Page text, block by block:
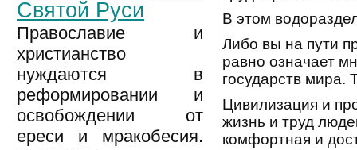
Святой Руси
Православие и
христианство
нуждаются в
реформировании и
освобождении от
ереси и мракобесия.
В этом
Либо вы на пути
равно означает
государств мира.
Цивилизация и
жизнь и труд
комфортная и